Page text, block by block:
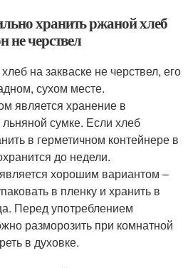
хранить ржаной хлеб
не черствел
на закваске не черствел, его
сухом месте.
является хранение в
сумке. Если хлеб
в герметичном контейнере в
до недели.
хорошим вариантом –
в пленку и хранить в
Перед употреблением
разморозить при комнатной
в духовке.